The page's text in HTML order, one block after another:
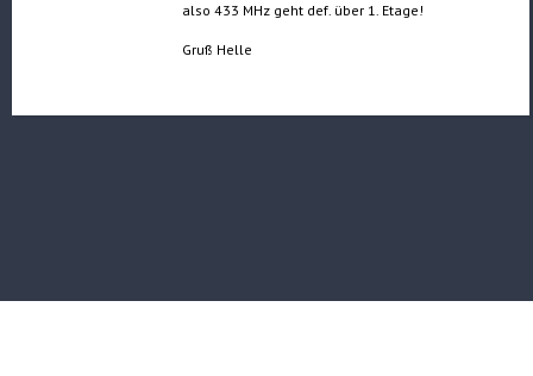
also 433 MHz geht def. über 1. Etage!
Gruß Helle